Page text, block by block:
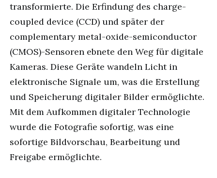
transformierte. Die Erfindung des charge-
coupled device (CCD) und später der
complementary metal-oxide-semiconductor
(CMOS)-Sensoren ebnete den Weg für digitale
Kameras. Diese Geräte wandeln Licht in
elektronische Signale um, was die Erstellung
und Speicherung digitaler Bilder ermöglichte.
Mit dem Aufkommen digitaler Technologie
wurde die Fotografie sofortig, was eine
sofortige Bildvorschau, Bearbeitung und
Freigabe ermöglichte.